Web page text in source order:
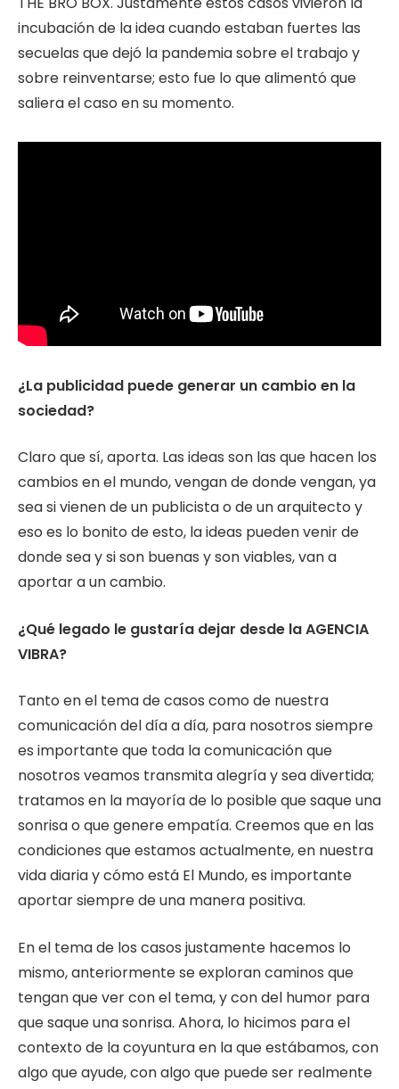
incubación de la idea cuando estaban fuertes las
secuelas que dejó la pandemia sobre el trabajo y
sobre reinventarse; esto fue lo que alimentó que
saliera el caso en su momento.
¿La publicidad puede generar un cambio en la
sociedad?
Claro que sí, aporta. Las ideas son las que hacen los
cambios en el mundo, vengan de donde vengan, ya
sea si vienen de un publicista o de un arquitecto y
eso es lo bonito de esto, la ideas pueden venir de
donde sea y si son buenas y son viables, van a
aportar a un cambio.
¿Qué legado le gustaría dejar desde la AGENCIA
VIBRA?
Tanto en el tema de casos como de nuestra
comunicación del día a día, para nosotros siempre
es importante que toda la comunicación que
nosotros veamos transmita alegría y sea divertida;
tratamos en la mayoría de lo posible que saque una
sonrisa o que genere empatía. Creemos que en las
condiciones que estamos actualmente, en nuestra
vida diaria y cómo está El Mundo, es importante
aportar siempre de una manera positiva.
En el tema de los casos justamente hacemos lo
mismo, anteriormente se exploran caminos que
tengan que ver con el tema, y con del humor para
que saque una sonrisa. Ahora, lo hicimos para el
contexto de la coyuntura en la que estábamos, con
algo que ayude, con algo que puede ser realmente